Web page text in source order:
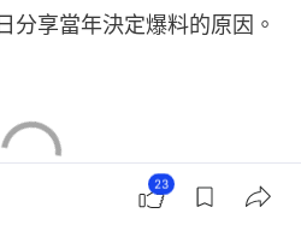
分享當年決定爆料的原因。
23